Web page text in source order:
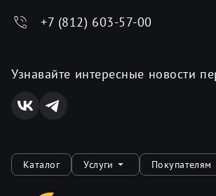
+7 (812) 603-57-00
Узнавайте интересные новости
Каталог Услуги Покупателям